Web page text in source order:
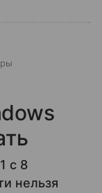
c 8
нельзя